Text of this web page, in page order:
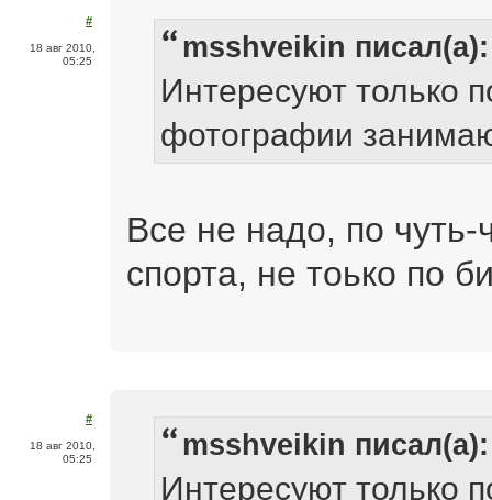
#
18 авг 2010,
05:25
msshveikin писал(а):
Интересуют только
фотографии
Все не надо, по
спорта, не тоько по
#
18 авг 2010,
05:25
msshveikin писал(а):
Интересуют только